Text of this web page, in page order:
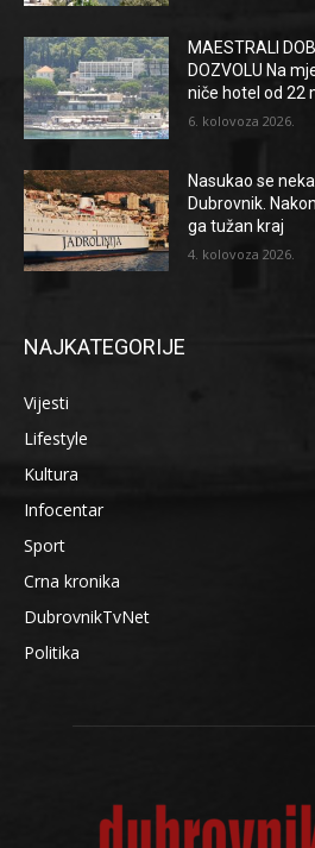
MAESTRALI
DOZVOLU Na
niče hotel od 22
6. kolovoza 2026.
Nasukao se
Dubrovnik.
ga tužan kraj
4. kolovoza 2026.
NAJKATEGORIJE
Vijesti
Lifestyle
Kultura
Infocentar
Sport
Crna kronika
DubrovnikTvNet
Politika